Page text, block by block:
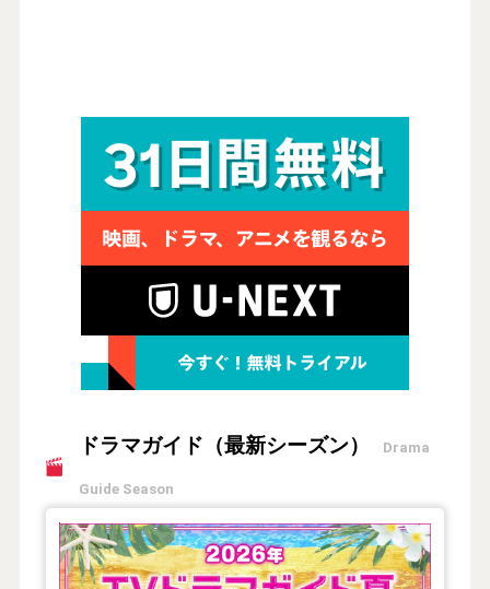
ドラマガイド（最新シーズン） Drama
Guide Season
【2026年夏】TVドラマガイド